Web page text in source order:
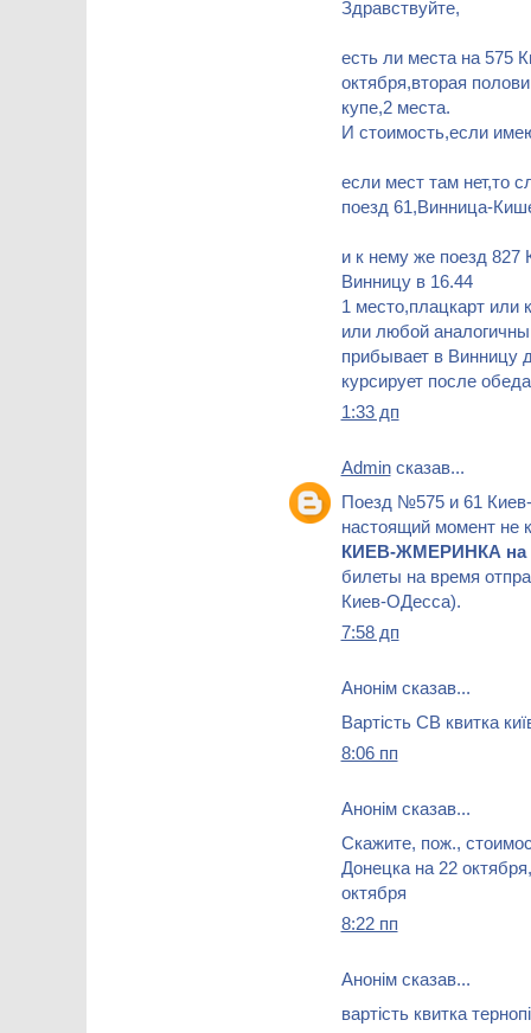
Здравствуйте,
есть ли места на 575
октября,вторая
купе,2 места.
И стоимость,если
если мест там нет,то
поезд 61,Винница-
и к нему же поезд 827
Винницу в 16.44
1 место,плацкарт или
или любой
прибывает в Винницу
курсирует после
1:33 дп
Adminсказав...
Поезд №575 и 61
настоящий момент не
КИЕВ-ЖМЕРИНКА на
билеты на время
Киев-ОДесса).
7:58 дп
Анонім сказав...
Вартість СВ квитка
8:06 пп
Анонім сказав...
Скажите, пож.,
Донецка на 22
октября
8:22 пп
Анонім сказав...
вартість квитка